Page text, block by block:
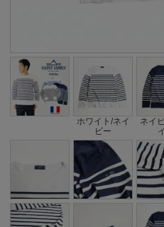
ホワイト/ネイ
ビー
ネイ